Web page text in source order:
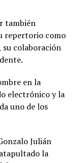
también
repertorio como
colaboración
en la
electrónico y la
uno de los
Julián
la